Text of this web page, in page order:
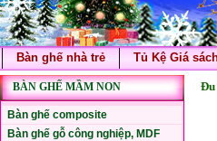
Bàn ghế nhà trẻ Tủ Kệ Giá
BÀN GHẾ MẦM NON
Bàn ghế composite
Bàn ghế gỗ công nghiệp, MDF
Đu